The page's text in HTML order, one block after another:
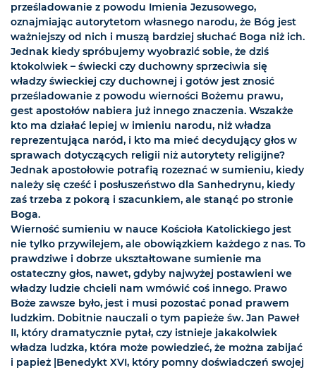
prześladowanie z powodu Imienia Jezusowego,
oznajmiając autorytetom własnego narodu, że Bóg jest
ważniejszy od nich i muszą bardziej słuchać Boga niż ich.
Jednak kiedy spróbujemy wyobrazić sobie, że dziś
ktokolwiek – świecki czy duchowny sprzeciwia się
władzy świeckiej czy duchownej i gotów jest znosić
prześladowanie z powodu wierności Bożemu prawu,
gest apostołów nabiera już innego znaczenia. Wszakże
kto ma działać lepiej w imieniu narodu, niż władza
reprezentująca naród, i kto ma mieć decydujący głos w
sprawach dotyczących religii niż autorytety religijne?
Jednak apostołowie potrafią rozeznać w sumieniu, kiedy
należy się cześć i posłuszeństwo dla Sanhedrynu, kiedy
zaś trzeba z pokorą i szacunkiem, ale stanąć po stronie
Boga.
Wierność sumieniu w nauce Kościoła Katolickiego jest
nie tylko przywilejem, ale obowiązkiem każdego z nas. To
prawdziwe i dobrze ukształtowane sumienie ma
ostateczny głos, nawet, gdyby najwyżej postawieni we
władzy ludzie chcieli nam wmówić coś innego. Prawo
Boże zawsze było, jest i musi pozostać ponad prawem
ludzkim. Dobitnie nauczali o tym papieże św. Jan Paweł
II, który dramatycznie pytał, czy istnieje jakakolwiek
władza ludzka, która może powiedzieć, że można zabijać
i papież |Benedykt XVI, który pomny doświadczeń swojej